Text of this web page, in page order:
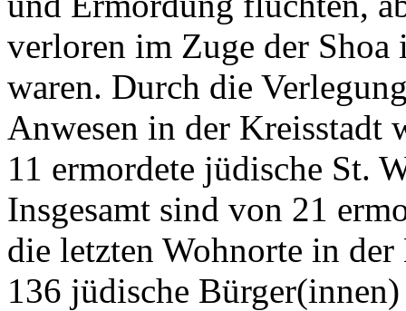
verloren im Zuge der
waren. Durch die
Anwesen in der Kreisstadt
11 ermordete jüdische St.
Insgesamt sind von 21
die letzten Wohnorte in
136 jüdische